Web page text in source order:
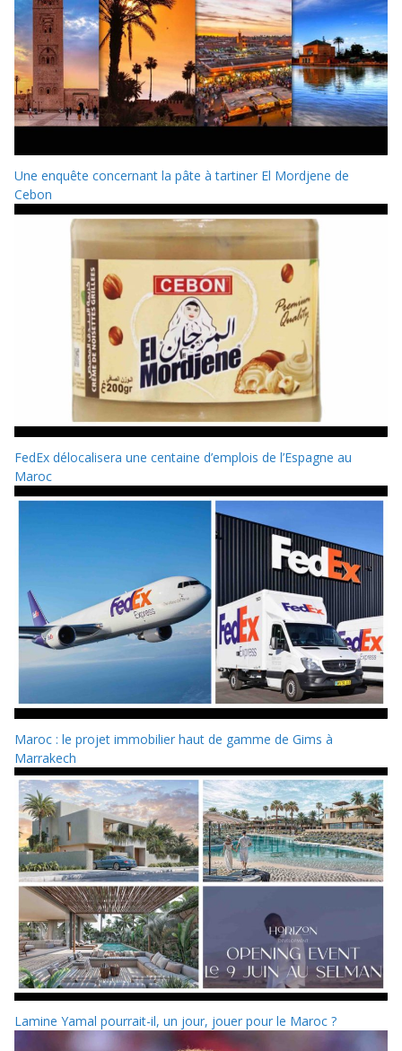
Une enquête concernant la pâte à tartiner El Mordjene de
Cebon
FedEx délocalisera une centaine d’emplois de l’Espagne au
Maroc
Maroc : le projet immobilier haut de gamme de Gims à
Marrakech
Lamine Yamal pourrait-il, un jour, jouer pour le Maroc ?